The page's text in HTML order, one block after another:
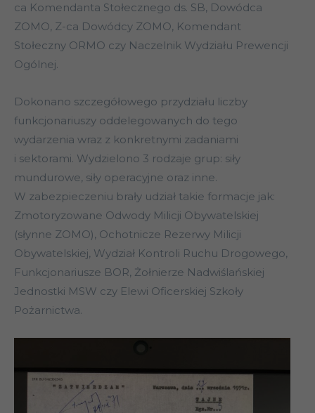
ca Komendanta Stołecznego ds. SB, Dowódca
ZOMO, Z-ca Dowódcy ZOMO, Komendant
Stołeczny ORMO czy Naczelnik Wydziału Prewencji
Ogólnej.
Dokonano szczegółowego przydziału liczby
funkcjonariuszy oddelegowanych do tego
wydarzenia wraz z konkretnymi zadaniami
i sektorami. Wydzielono 3 rodzaje grup: siły
mundurowe, siły operacyjne oraz inne.
W zabezpieczeniu brały udział takie formacje jak:
Zmotoryzowane Odwody Milicji Obywatelskiej
(słynne ZOMO), Ochotnicze Rezerwy Milicji
Obywatelskiej, Wydział Kontroli Ruchu Drogowego,
Funkcjonariusze BOR, Żołnierze Nadwiślańskiej
Jednostki MSW czy Elewi Oficerskiej Szkoły
Pożarnictwa.